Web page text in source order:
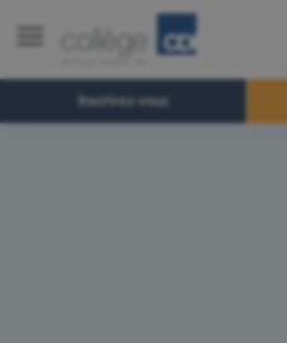
Inscrivez-vous